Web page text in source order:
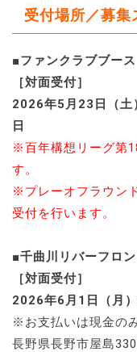
受付場所／募集
■ファンクラブブー
［対面受付］
2026年5月23日（土
日
※百年構想リーグ第
す。
※プレーオフラウン
受付を行います。
■千曲川リバーフロ
［対面受付］
2026年6月1日（月
※お支払いは現金の
長野県長野市屋島